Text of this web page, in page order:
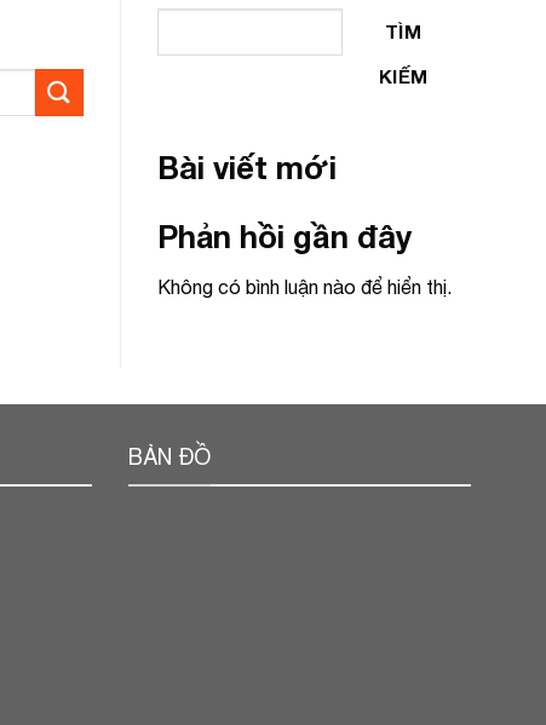
TÌM
KIẾM
Bài viết mới
Phản hồi gần đây
Không có bình luận nào để hiển thị.
BẢN ĐỒ